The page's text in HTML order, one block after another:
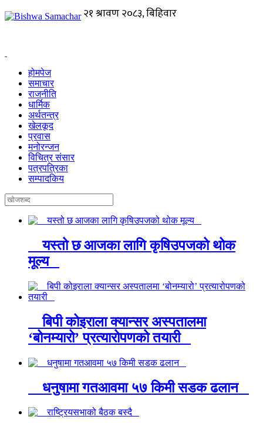
होमपेज
समाचार
राजनीति
धार्मिक
अर्थतन्त्र
खेलकूद
प्रवास
मनोरन्जन
विचित्र संसार
पत्रपत्रिका
सम्पादकिय
यस्तो छ आजका लागि कृषिउपजको थोक
मूल्य
बिपी कोइराला क्यान्सर अस्पतालमा
‘बोनम्यारो’ प्रत्यारोपणको तयारी
धनुषामा गतआवमा ५७ किमी सडक ढलान